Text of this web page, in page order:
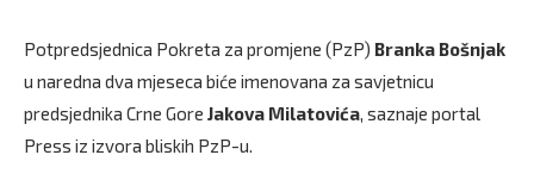
Potpredsjednica Pokreta za promjene (PzP) Branka Bošnjak
u naredna dva mjeseca biće imenovana za savjetnicu
predsjednika Crne Gore Jakova Milatovića, saznaje portal
Press iz izvora bliskih PzP-u.